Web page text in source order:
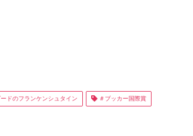
ドのフランケンシュタイン ＃ブッカー国際賞